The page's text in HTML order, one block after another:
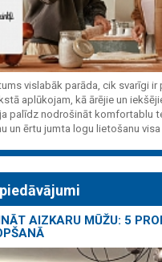
vislabāk parāda, cik svarīgi
aplūkojam, kā ārējie un
palīdz nodrošināt komfortablu
un ērtu jumta logu lietošanu visa
AIZKARU MŪŽU: 5